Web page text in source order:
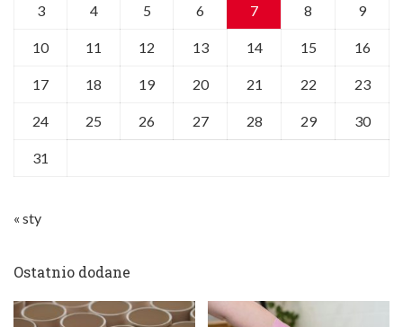
3 4 5 6 7 8 9
10 11 12 13 14 15 16
17 18 19 20 21 22 23
24 25 26 27 28 29 30
31
« sty
Ostatnio dodane